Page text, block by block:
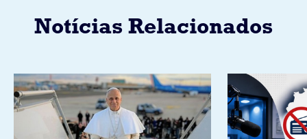
Notícias Relacionados